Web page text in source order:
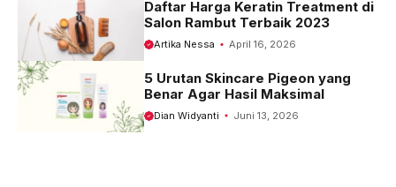
Daftar Harga Keratin Treatment di
Salon Rambut Terbaik 2023
Artika Nessa April 16, 2026
5 Urutan Skincare Pigeon yang
Benar Agar Hasil Maksimal
Dian Widyanti Juni 13, 2026